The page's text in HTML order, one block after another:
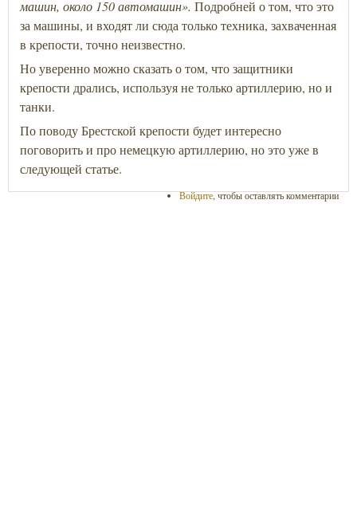
машин, около 150 автомашин». Подробней о том, что это
за машины, и входят ли сюда только техника, захваченная
в крепости, точно неизвестно.
Но уверенно можно сказать о том, что защитники
крепости дрались, используя не только артиллерию, но и
танки.
По поводу Брестской крепости будет интересно
поговорить и про немецкую артиллерию, но это уже в
следующей статье.
Войдите, чтобы оставлять комментарии